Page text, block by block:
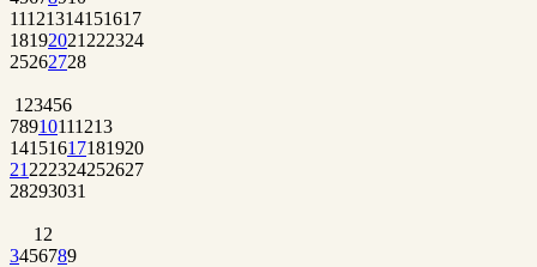
11121314151617
18192021 222324
25262728
1 23456
78910111213
14151617181920
21 222324252627
28293031
1 2
3456789